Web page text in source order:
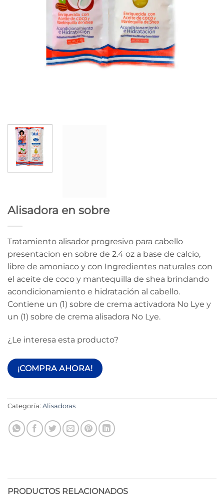
Alisadora en sobre
Tratamiento alisador progresivo para cabello
presentacion en sobre de 2.4 oz a base de calcio,
libre de amoniaco y con Ingredientes naturales con
el aceite de coco y mantequilla de shea brindando
acondicionamiento e hidratación al cabello.
Contiene un (1) sobre de crema activadora No Lye y
un (1) sobre de crema alisadora No Lye.
¿Le interesa esta producto?
¡COMPRA AHORA!
Categoría: Alisadoras
PRODUCTOS RELACIONADOS